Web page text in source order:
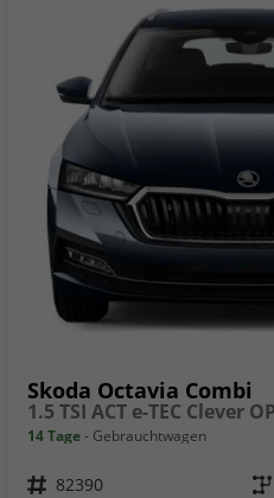
Skoda Octavia Combi
1.5 TSI ACT e-TEC Clever
14 Tage Gebrauchtwagen
Fahrzeugnr. 82390 Getriebe